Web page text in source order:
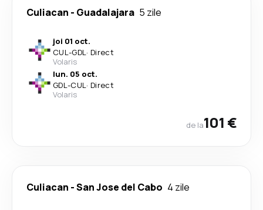
Culiacan - Guadalajara 5 zile
joi 01 oct.
CUL-GDL· Direct
Volaris
lun. 05 oct.
GDL-CUL· Direct
Volaris
de la101 €
Culiacan -San Jose del Cabo 4 zile